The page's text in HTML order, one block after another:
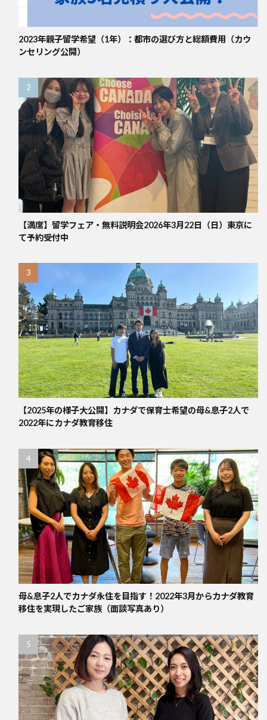
2023年親子留学希望（1年）：都市の選び方と総額費用（カウ
ンセリング公開）
【満席】留学フェア・無料説明会2026年3月22日（日）東京に
て予約受付中
【2025年の様子大公開】カナダで保育士希望の母&息子2人で
2022年にカナダ教育移住
母&息子2人でカナダ永住を目指す！2022年3月からカナダ教育
移住を実現したご家族（面談写真あり）